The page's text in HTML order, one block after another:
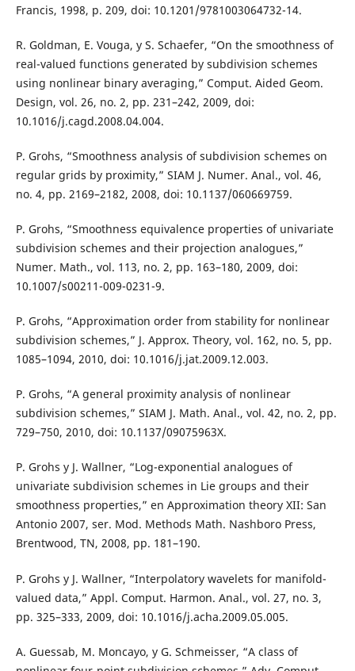
Francis, 1998, p. 209, doi: 10.1201/9781003064732-14.
R. Goldman, E. Vouga, y S. Schaefer, “On the smoothness of
real-valued functions generated by subdivision schemes
using nonlinear binary averaging,” Comput. Aided Geom.
Design, vol. 26, no. 2, pp. 231–242, 2009, doi:
10.1016/j.cagd.2008.04.004.
P. Grohs, “Smoothness analysis of subdivision schemes on
regular grids by proximity,” SIAM J. Numer. Anal., vol. 46,
no. 4, pp. 2169–2182, 2008, doi: 10.1137/060669759.
P. Grohs, “Smoothness equivalence properties of univariate
subdivision schemes and their projection analogues,”
Numer. Math., vol. 113, no. 2, pp. 163–180, 2009, doi:
10.1007/s00211-009-0231-9.
P. Grohs, “Approximation order from stability for nonlinear
subdivision schemes,” J. Approx. Theory, vol. 162, no. 5, pp.
1085–1094, 2010, doi: 10.1016/j.jat.2009.12.003.
P. Grohs, “A general proximity analysis of nonlinear
subdivision schemes,” SIAM J. Math. Anal., vol. 42, no. 2, pp.
729–750, 2010, doi: 10.1137/09075963X.
P. Grohs y J. Wallner, “Log-exponential analogues of
univariate subdivision schemes in Lie groups and their
smoothness properties,” en Approximation theory XII: San
Antonio 2007, ser. Mod. Methods Math. Nashboro Press,
Brentwood, TN, 2008, pp. 181–190.
P. Grohs y J. Wallner, “Interpolatory wavelets for manifold-
valued data,” Appl. Comput. Harmon. Anal., vol. 27, no. 3,
pp. 325–333, 2009, doi: 10.1016/j.acha.2009.05.005.
A. Guessab, M. Moncayo, y G. Schmeisser, “A class of